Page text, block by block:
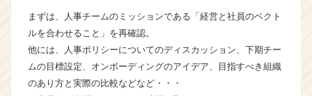
まずは、人事チームのミッションである「経営と社員のベクト
ルを合わせること」を再確認。
他には、人事ポリシーについてのディスカッション、下期チー
ムの目標設定、オンボーディングのアイデア、目指すべき組織
のあり方と実際の比較などなど・・・